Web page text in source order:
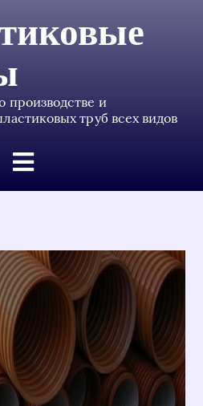
и
труб всех видов